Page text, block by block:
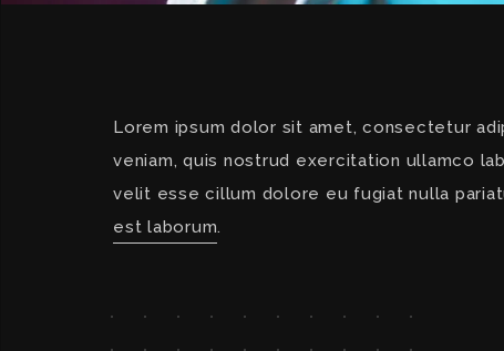
Lorem ipsum dolor sit amet, consectetur
veniam, quis nostrud exercitation ullamco
velit esse cillum dolore eu fugiat nulla
est laborum.